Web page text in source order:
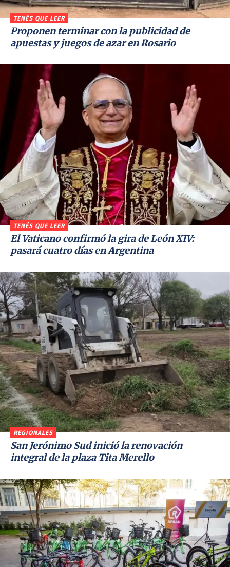
TENÉS QUE LEER
Proponen terminar con la publicidad de
apuestas y juegos de azar en Rosario
TENÉS QUE LEER
El Vaticano confirmó la gira de León XIV:
pasará cuatro días en Argentina
REGIONALES
San Jerónimo Sud inició la renovación
integral de la plaza Tita Merello